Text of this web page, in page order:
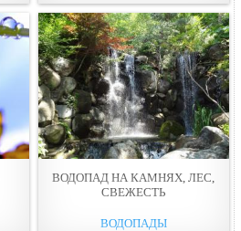
ВОДОПАД НА КАМНЯХ, ЛЕС,
СВЕЖЕСТЬ
ВОДОПАДЫ